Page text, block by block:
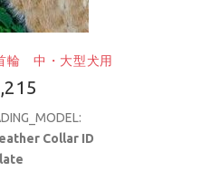
輪 中・大型犬用
Collar ID